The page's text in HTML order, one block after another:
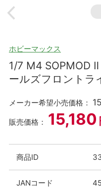
ホビーマックス
1/7 M4 SOPMOD
ールズフロントラ
メーカー希望小売価格：
販売価格： 15,180
商品ID
JANコード